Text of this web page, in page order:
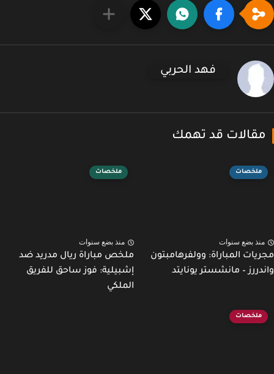
فهد الحربي
قد تهمك
ملخصات
بضع سنوات
المباراة: وولفرهامبتون
– مانشستر يونايتد
ملخصات
منذ بضع سنوات
ملخص مباراة ريال مدريد ضد
إشبيلية: فوز ساحق للفريق
الملكي
ملخصات